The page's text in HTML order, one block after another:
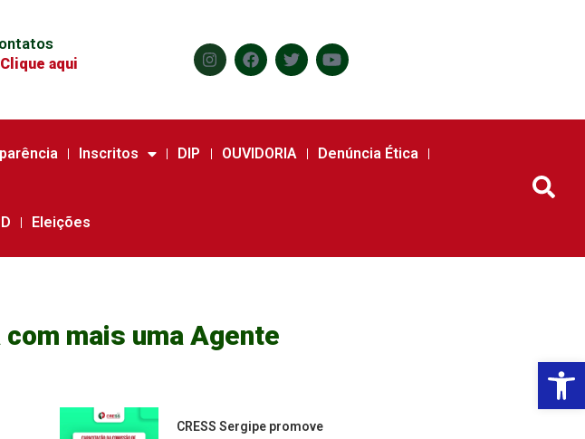
Clique aqui
Inscritos DIP OUVIDORIA Denúncia Ética
Eleições
mais uma Agente
CRESS Sergipe promove